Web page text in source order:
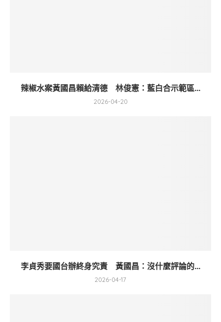
辣椒水案黃國昌賴給清德 林俊憲：藍白合示範區...
2026-04-20
李貞秀要國台辦終身究責 黃國昌：沒什麼評論的...
2026-04-17